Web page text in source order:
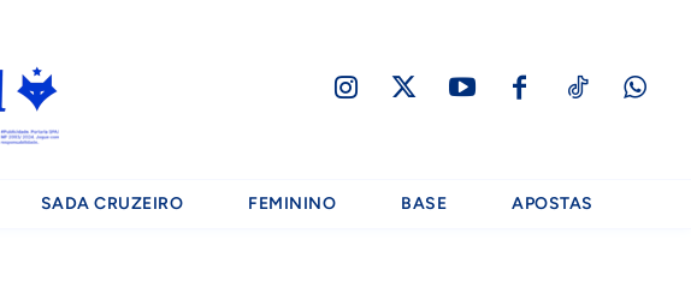
SADA CRUZEIRO FEMININO BASE APOSTAS